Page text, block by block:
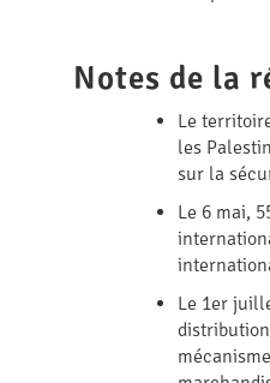
Notes de la
Le
les
sur la
Le 6 mai,
Le 1er